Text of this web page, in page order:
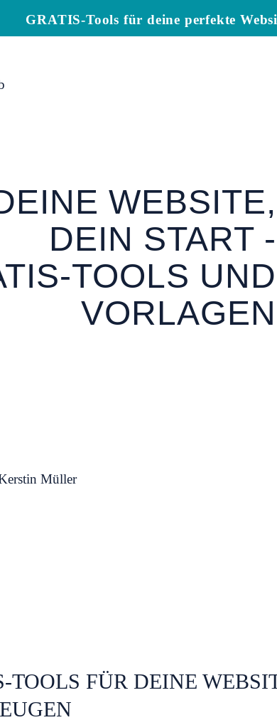
GRATIS-Tools für deine perfekte
WEBSITE,
DEIN START -
TOOLS UND
VORLAGEN
TOOLS FÜR DEINE